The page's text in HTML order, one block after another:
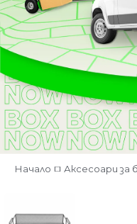
Начало Аксесоари за